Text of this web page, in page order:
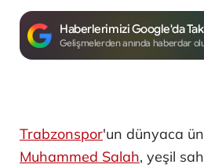
Haberlerimizi Google'da
Gelişmelerden anında haberdar
Trabzonspor'un dünyaca
Muhammed Salah, yeşil